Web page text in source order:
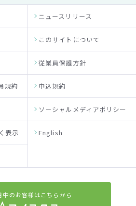
ニュースリリース
このサイトについて
従業員保護方針
規約 申込規約
ソーシャルメディアポリシー
表示 English
中のお客様はこちらから